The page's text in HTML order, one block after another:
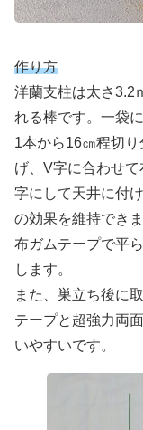
作り方
洋蘭支柱は太さ3.2
れる棒です。一袋
1本から16㎝程切
げ、V字に合わせ
字にして天井に付
の効果を維持でき
布ガムテープで平
します。
また、巣立ち後に
テープと超強力両
いやすいです。